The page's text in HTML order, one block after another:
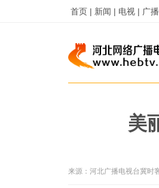
首页 | 新闻 | 电视 | 广
美
来源： 河北广播电视台冀时